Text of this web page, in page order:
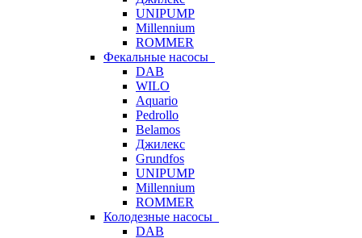
UNIPUMP
Millennium
ROMMER
Фекальные насосы
DAB
WILO
Aquario
Pedrollo
Belamos
Джилекс
Grundfos
UNIPUMP
Millennium
ROMMER
Колодезные насосы
DAB